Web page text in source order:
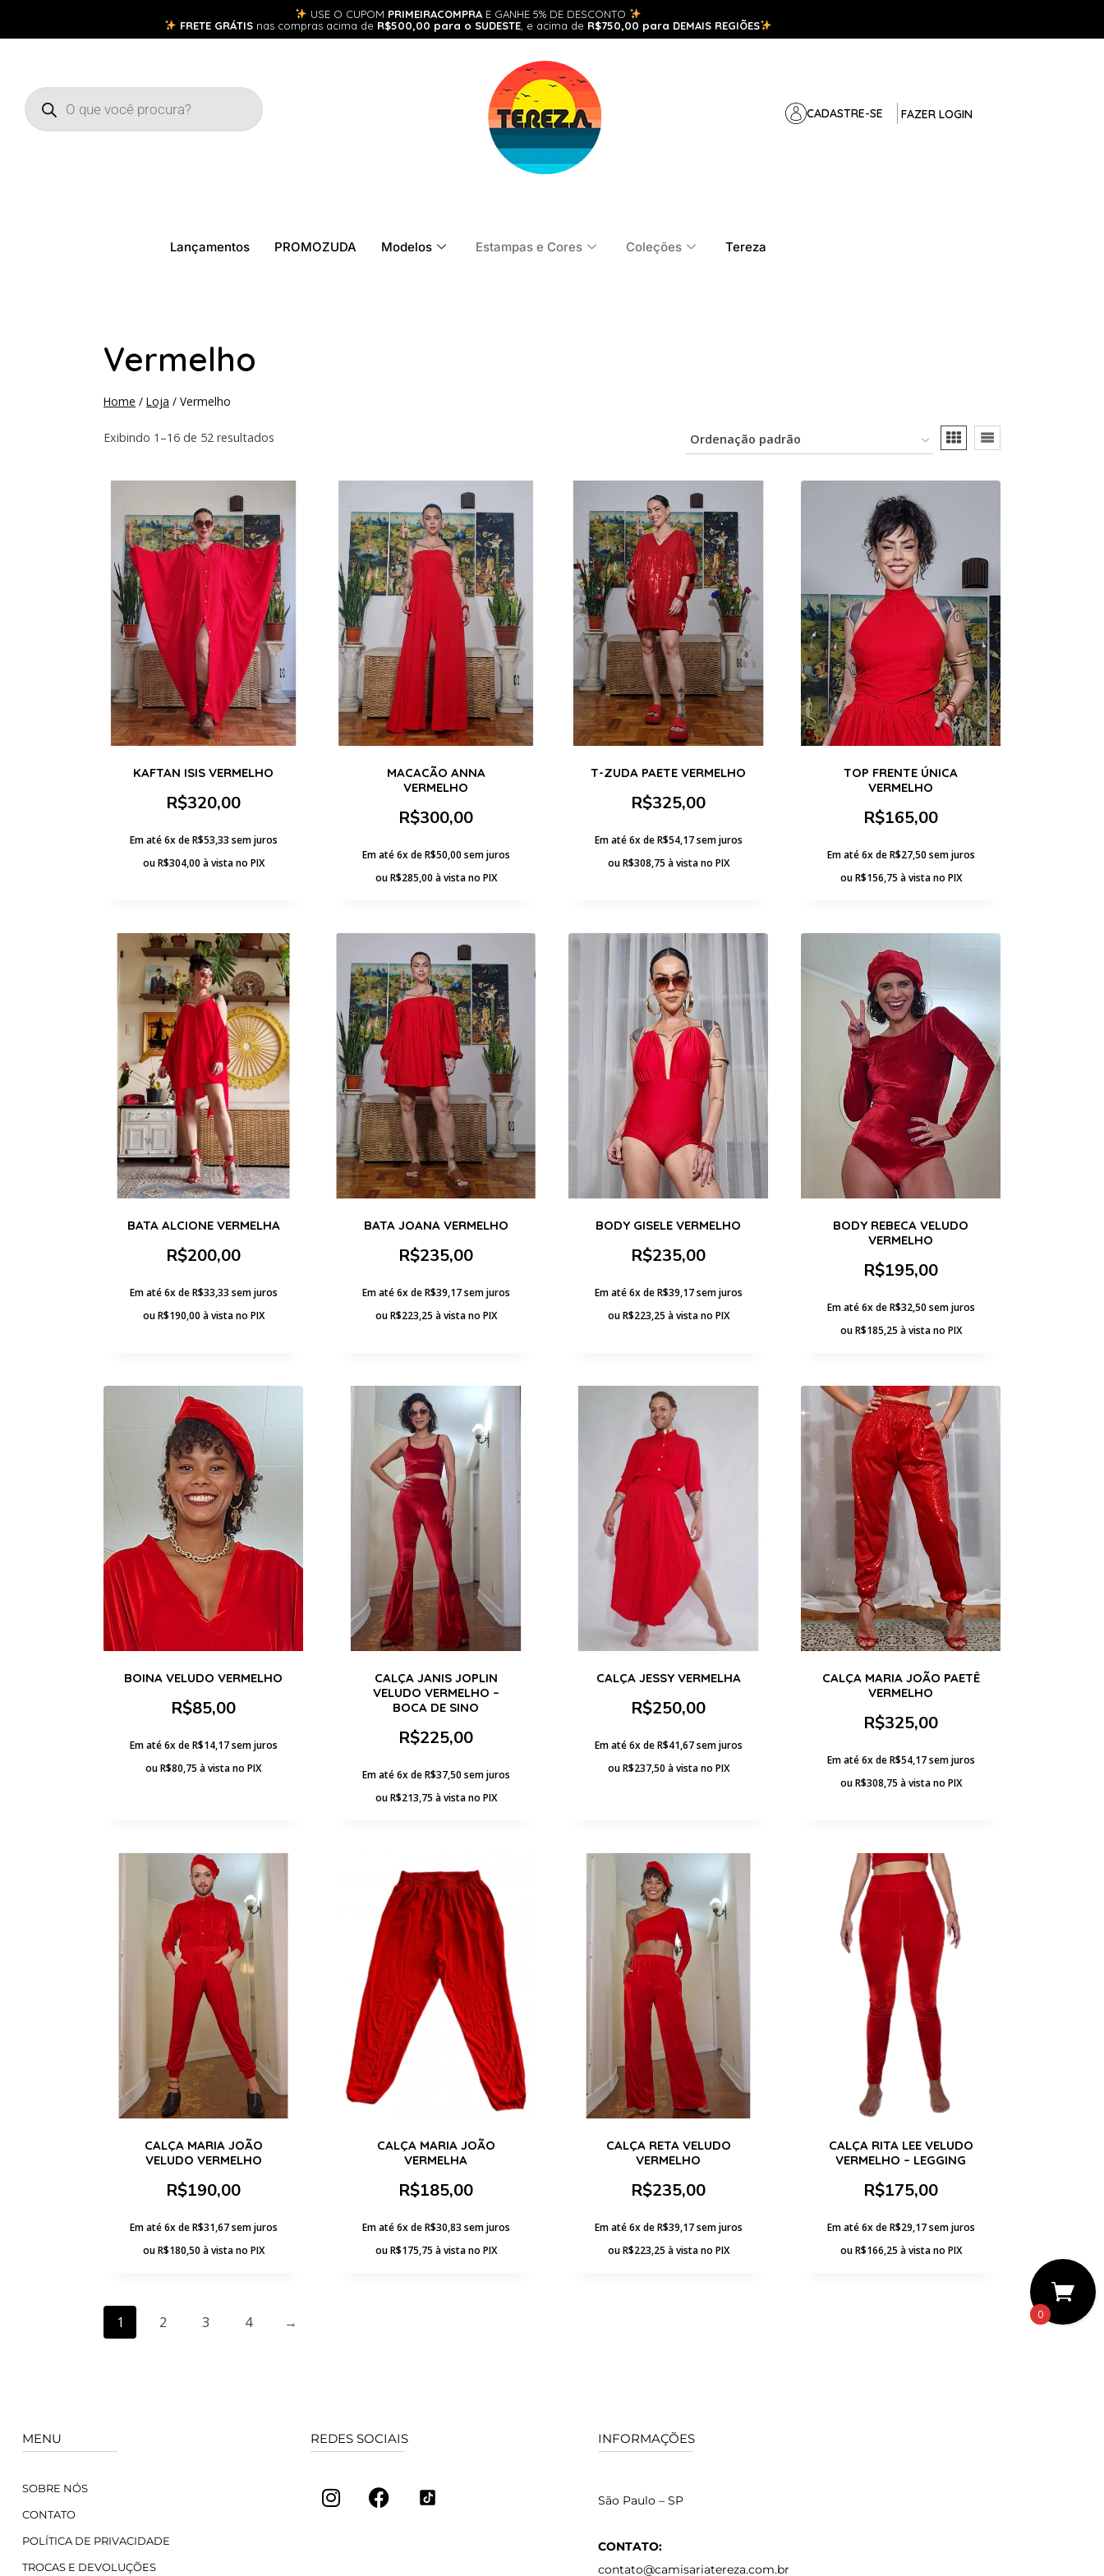
USE O CUPOM PRIMEIRACOMPRA E GANHE 5% DE DESCONTO
FRETE GRÁTIS nas compras acima de R$500,00 para o SUDESTE , e acima de R$750,00 para DEMAIS REGIÕES
CADASTRE-SE FAZER LOGIN
Lançamentos PROMOZUDA Modelos Estampas e Cores Coleções Tereza
Vermelho
Home / Loja / Vermelho
Exibindo 1–16 de 52 resultados
KAFTAN ISIS VERMELHO
R$320,00
Em até 6x deR$53,33 sem juros
ou R$304,00 à vista no PIX
MACACÃO ANNA
VERMELHO
R$300,00
Em até 6x deR$50,00 sem juros
ou R$285,00 à vista no PIX
T-ZUDA PAETE VERMELHO
R$325,00
Em até 6x deR$54,17 sem juros
ou R$308,75 à vista no PIX
TOP FRENTE ÚNICA
VERMELHO
R$165,00
Em até 6x deR$27,50 sem juros
ou R$156,75 à vista no PIX
BATA ALCIONE VERMELHA
R$200,00
Em até 6x deR$33,33 sem juros
ou R$190,00 à vista no PIX
BATA JOANA VERMELHO
R$235,00
Em até 6x deR$39,17 sem juros
ou R$223,25 à vista no PIX
BODY GISELE VERMELHO
R$235,00
Em até 6x deR$39,17 sem juros
ou R$223,25 à vista no PIX
BODY REBECA VELUDO
VERMELHO
R$195,00
Em até 6x deR$32,50 sem juros
ou R$185,25 à vista no PIX
BOINA VELUDO VERMELHO
R$85,00
Em até 6x deR$14,17 sem juros
ouR$80,75 à vista no PIX
CALÇA JANIS JOPLIN
VELUDO VERMELHO –
BOCA DE SINO
R$225,00
Em até 6x deR$37,50 sem juros
ou R$213,75 à vista no PIX
CALÇA JESSY VERMELHA
R$250,00
Em até 6x deR$41,67 sem juros
ou R$237,50 à vista no PIX
CALÇA MARIA JOÃO PAETÊ
VERMELHO
R$325,00
Em até 6x deR$54,17 sem juros
ou R$308,75 à vista no PIX
CALÇA MARIA JOÃO
VELUDO VERMELHO
R$190,00
Em até 6x deR$31,67 sem juros
ou R$180,50 à vista no PIX
CALÇA MARIA JOÃO
VERMELHA
R$185,00
Em até 6x deR$30,83 sem juros
ou R$175,75 à vista no PIX
CALÇA RETA VELUDO
VERMELHO
R$235,00
Em até 6x deR$39,17 sem juros
ou R$223,25 à vista no PIX
CALÇA RITA LEE VELUDO
VERMELHO – LEGGING
R$175,00
Em até 6x deR$29,17 sem juros
ou R$166,25 à vista no PIX
1 2 3 4 →
MENU
SOBRE NÓS
CONTATO
POLÍTICA DE PRIVACIDADE
TROCAS E DEVOLUÇÕES
REDES SOCIAIS INFORMAÇÕES
São Paulo – SP
CONTATO:
contato@camisariatereza.com.br
0